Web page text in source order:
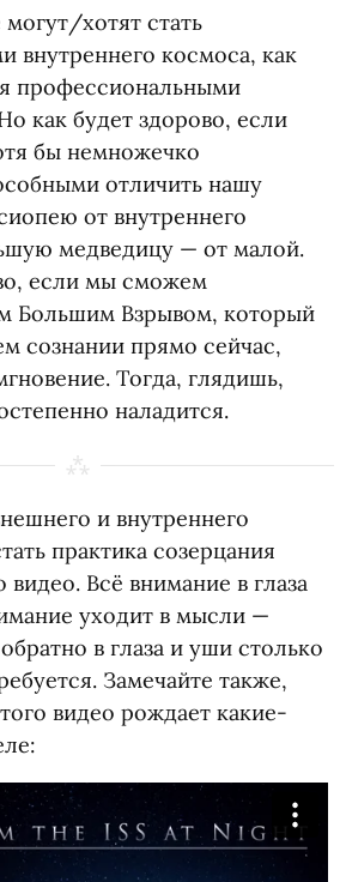
хотят стать
внутреннего космоса, как
профессиональными
как будет здорово, если
бы немножечко
отличить нашу
от внутреннего
медведицу — от малой.
если мы сможем
Большим Взрывом, который
сознании прямо сейчас,
Тогда, глядишь,
наладится.
и внутреннего
практика созерцания
видео. Всё внимание в глаза
уходит в мысли —
в глаза и уши столько
Замечайте также,
видео рождает какие-